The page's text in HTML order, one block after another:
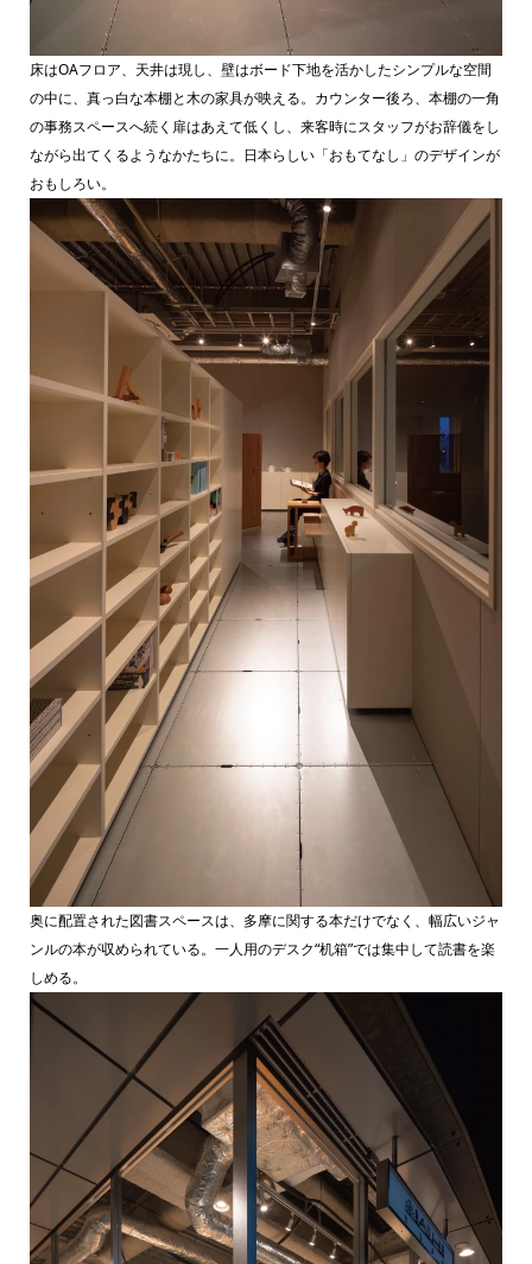
床はOAフロア、天井は現し、壁はボード下地を活かしたシンプルな空間
の中に、真っ白な本棚と木の家具が映える。カウンター後ろ、本棚の一角
の事務スペースへ続く扉はあえて低くし、来客時にスタッフがお辞儀をし
ながら出てくるようなかたちに。日本らしい「おもてなし」のデザインが
おもしろい。
奥に配置された図書スペースは、多摩に関する本だけでなく、幅広いジャ
ンルの本が収められている。一人用のデスク“机箱”では集中して読書を楽
しめる。